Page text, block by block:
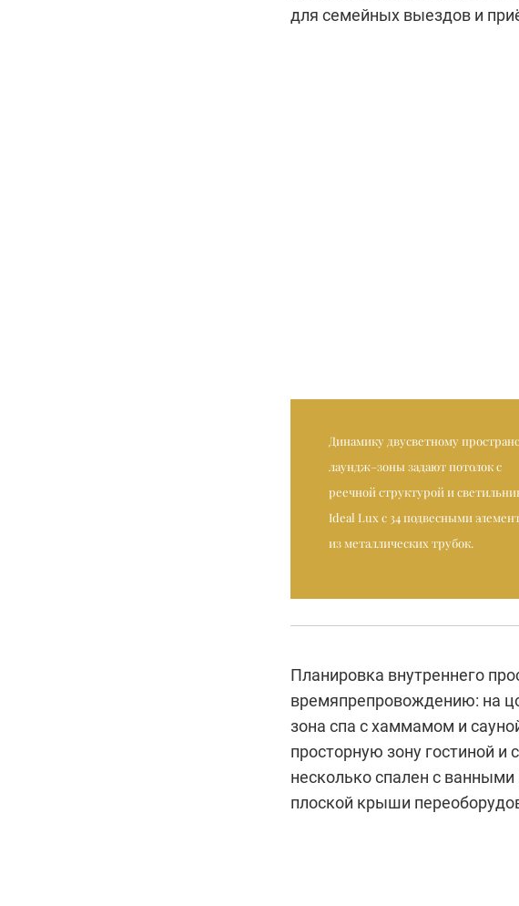
для семейных выездов и
Динамику двусветному
лаундж–зоны задают потолок с
реечной структурой и
Ideal Lux с 34 подвесными
из металлических трубок.
Планировка внутреннего
времяпрепровождению: на
зона спа с хаммамом и
просторную зону гостиной
несколько спален с
плоской крыши